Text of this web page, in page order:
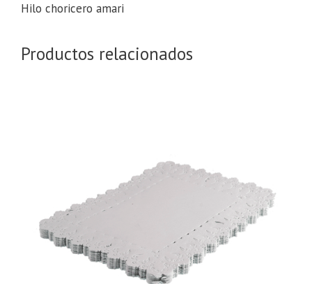
Hilo choricero amari
Productos relacionados